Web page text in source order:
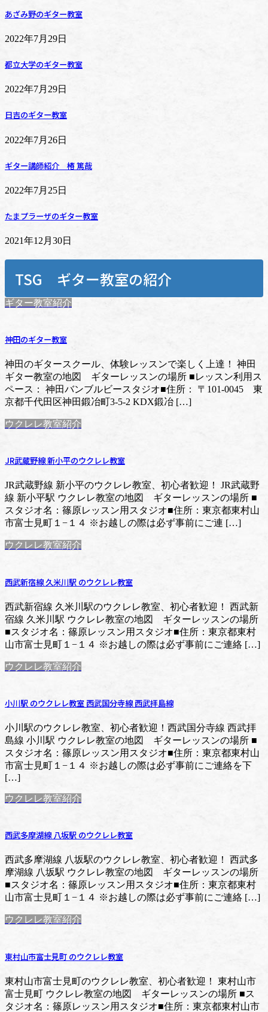
あざみ野のギター教室
2022年7月29日
都立大学のギター教室
2022年7月29日
日吉のギター教室
2022年7月26日
ギター講師紹介 椿 篤哉
2022年7月25日
たまプラーザのギター教室
2021年12月30日
TSG ギター教室の紹介
ギター教室紹介
神田のギター教室
神田のギタースクール、体験レッスンで楽しく上達！ 神田
ギター教室の地図 ギターレッスンの場所 ■レッスン利用ス
ペース： 神田バンブルビースタジオ■住所： 〒101-0045 東
京都千代田区神田鍛冶町3-5-2 KDX鍛冶 […]
ウクレレ教室紹介
JR武蔵野線 新小平のウクレレ教室
JR武蔵野線 新小平のウクレレ教室、初心者歓迎！ JR武蔵野
線 新小平駅 ウクレレ教室の地図 ギターレッスンの場所 ■
スタジオ名：篠原レッスン用スタジオ■住所：東京都東村山
市富士見町１−１４ ※お越しの際は必ず事前にご連 […]
ウクレレ教室紹介
西武新宿線 久米川駅 のウクレレ教室
西武新宿線 久米川駅のウクレレ教室、初心者歓迎！ 西武新
宿線 久米川駅 ウクレレ教室の地図 ギターレッスンの場所
■スタジオ名：篠原レッスン用スタジオ■住所：東京都東村
山市富士見町１−１４ ※お越しの際は必ず事前にご連絡 […]
ウクレレ教室紹介
小川駅 のウクレレ教室 西武国分寺線 西武拝島線
小川駅のウクレレ教室、初心者歓迎！西武国分寺線 西武拝
島線 小川駅 ウクレレ教室の地図 ギターレッスンの場所 ■
スタジオ名：篠原レッスン用スタジオ■住所：東京都東村山
市富士見町１−１４ ※お越しの際は必ず事前にご連絡を下
[…]
ウクレレ教室紹介
西武多摩湖線 八坂駅 のウクレレ教室
西武多摩湖線 八坂駅のウクレレ教室、初心者歓迎！ 西武多
摩湖線 八坂駅 ウクレレ教室の地図 ギターレッスンの場所
■スタジオ名：篠原レッスン用スタジオ■住所：東京都東村
山市富士見町１−１４ ※お越しの際は必ず事前にご連絡 […]
ウクレレ教室紹介
東村山市富士見町 のウクレレ教室
東村山市富士見町のウクレレ教室、初心者歓迎！ 東村山市
富士見町 ウクレレ教室の地図 ギターレッスンの場所 ■ス
タジオ名：篠原レッスン用スタジオ■住所：東京都東村山市